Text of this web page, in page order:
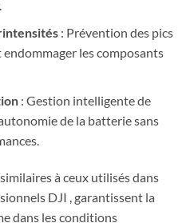
: Prévention des pics
les composants
: Gestion intelligente de
de la batterie sans
à ceux utilisés dans
DJI , garantissent la
dans les conditions